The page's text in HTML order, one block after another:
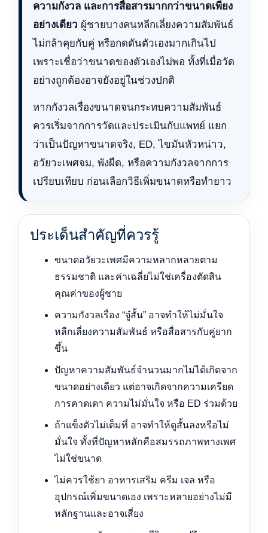
ความกังวล และการสื่อสารมากกว่าขนาดเพียง
อย่างเดียว ผู้ชายบางคนหลีกเลี่ยงความสัมพันธ์
ไม่กล้าคุยกับคู่ หรือกดดันตัวเองมากเกินไป
เพราะเชื่อว่าขนาดของตัวเองไม่พอ ทั้งที่เมื่อวัด
อย่างถูกต้องอาจยังอยู่ในช่วงปกติ
หากกังวลเรื่องขนาดจนกระทบความสัมพันธ์
ควรเริ่มจากการวัดและประเมินกับแพทย์ แยก
ว่าเป็นปัญหาขนาดจริง, ED, ไขมันหัวหน่าว,
อวัยวะเพศจม, พังผืด, หรือความกังวลจากการ
เปรียบเทียบ ก่อนเลือกวิธีเพิ่มขนาดหรือทำยาว
ประเด็นสำคัญที่ควรรู้
ขนาดอวัยวะเพศมีความหลากหลายตาม
ธรรมชาติ และค่าเฉลี่ยไม่ใช่เครื่องตัดสิน
คุณค่าของผู้ชาย
ความกังวลเรื่อง “จู๋สั้น” อาจทำให้ไม่มั่นใจ
หลีกเลี่ยงความสัมพันธ์ หรือสื่อสารกับคู่ยาก
ขึ้น
ปัญหาความสัมพันธ์จำนวนมากไม่ได้เกิดจาก
ขนาดอย่างเดียว แต่อาจเกิดจากความเครียด
การคาดเดา ความไม่มั่นใจ หรือ ED ร่วมด้วย
ถ้าแข็งตัวไม่เต็มที่ อาจทำให้ดูสั้นลงหรือไม่
มั่นใจ ทั้งที่ปัญหาหลักคือสมรรถภาพทางเพศ
ไม่ใช่ขนาด
ไม่ควรใช้ยา อาหารเสริม ครีม เจล หรือ
อุปกรณ์เพิ่มขนาดเอง เพราะหลายอย่างไม่มี
หลักฐานและอาจเสี่ยง